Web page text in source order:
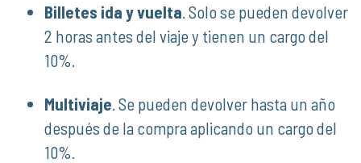
Billetes ida y vuelta . Solo se pueden devolver
2 horas antes del viaje y tienen un cargo del
10%.
Multiviaje . Se pueden devolver hasta un año
después de la compra aplicando un cargo del
10%.